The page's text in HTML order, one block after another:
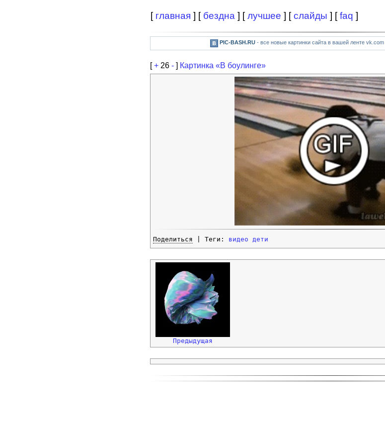
[ главная ] [ бездна ] [лучшее ] [слайды ] [faq ]
PIC-BASH.RU- все новые картинки сайта в вашей ленте vk.com
[+ 26 - ] Картинка «В боулинге»
Поделиться | Теги: видео дети
Предыдущая